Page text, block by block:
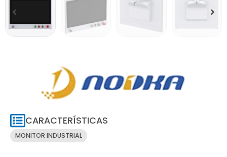
CARACTERÍSTICAS
MONITOR INDUSTRIAL